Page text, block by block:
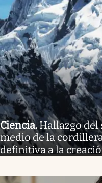
Ciencia.Hallazgo del
medio de la
definitiva a la